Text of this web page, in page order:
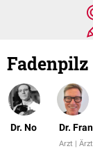
Fadenpilz
Dr. No Dr.
Arzt |